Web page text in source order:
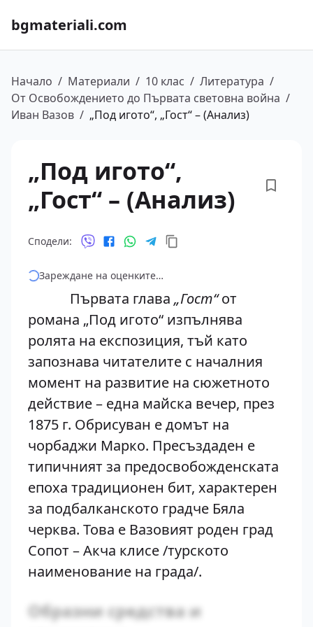
bgmateriali.com
Начало / Материали / 10 клас / Литература /
От Освобождението до Първата световна война /
Иван Вазов / „Под игото“, „Гост“ – (Анализ)
„Под игото“,
„Гост“ – (Анализ)
Сподели:
Зареждане на оценките…
Първата глава „Гост“от
романа „Под игото“ изпълнява
ролята на експозиция, тъй като
запознава читателите с началния
момент на развитие на сюжетното
действие – една майска вечер, през
1875 г. Обрисуван е домът на
чорбаджи Марко. Пресъздаден е
типичният за предосвобожденската
епоха традиционен бит, характерен
за подбалканското градче Бяла
черква. Това е Вазовият роден град
Сопот – Акча клисе /турското
наименование на града/.
Образни средства и